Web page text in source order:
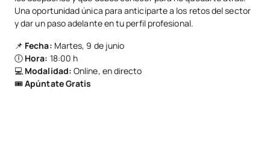
Una oportunidad única para anticiparte a los retos del sector
y dar un paso adelante en tu perfil profesional.
📌 Fecha: Martes, 9 de junio
🕕 Hora: 18:00 h
💻 Modalidad: Online, en directo
🎟️Apúntate Gratis